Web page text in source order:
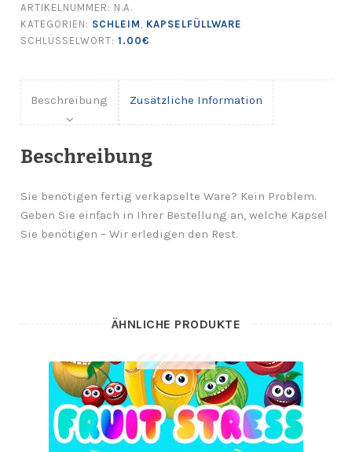
ARTIKELNUMMER: N.A.
KATEGORIEN: SCHLEIM
KAPSELFÜLLWARE
SCHLÜSSELWORT: 1.00€
Beschreibung Zusätzliche Information
Beschreibung
Sie benötigen fertig verkapselte Ware? Kein Problem.
Geben Sie einfach in Ihrer Bestellung an, welche Kapsel
Sie benötigen – Wir erledigen den Rest.
ÄHNLICHE PRODUKTE